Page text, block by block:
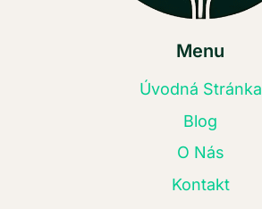
Menu
Úvodná Stránka
Blog
O Nás
Kontakt